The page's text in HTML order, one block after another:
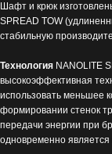
Шафт и крюк
SPREAD TOW
стабильную
Технология NANOLITE
высокоэффективная
использовать меньшее
формировании стенок
передачи энергии при
одновременно является